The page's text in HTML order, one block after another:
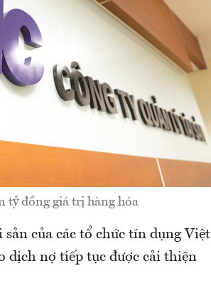
tỷ đồng giá trị hàng hóa
của các tổ chức tín dụng Việt
dịch nợ tiếp tục được cải thiện